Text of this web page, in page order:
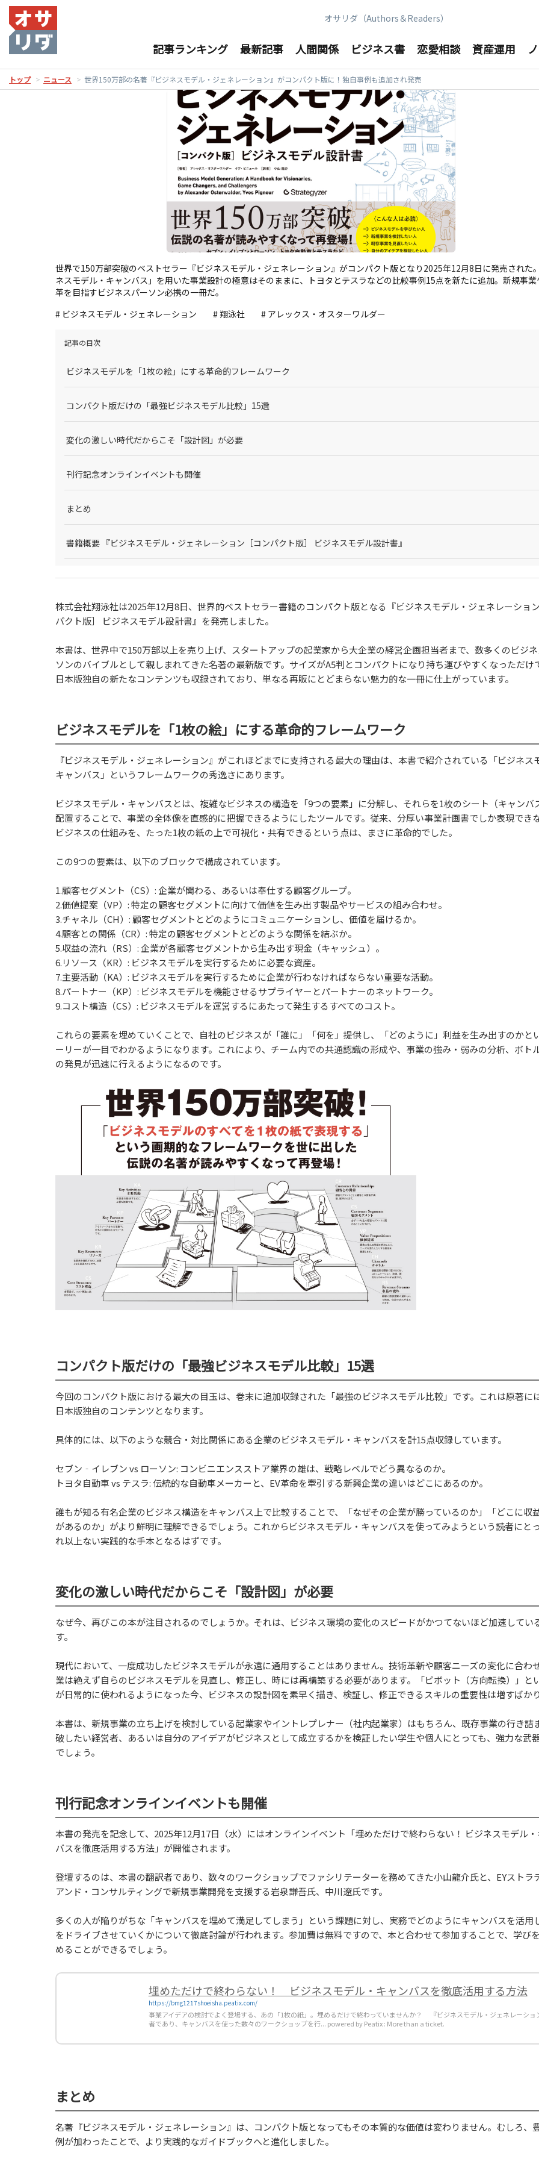
オサリダ（Authors＆Readers）
記事ランキング 最新記事 人間関係 ビジネス書 恋愛相談 資産運用
トップ ニュース 世界150万部の名著『ビジネスモデル・ジェネレーション』がコンパクト版に！独自事例も追加され発売
世界で150万部突破のベストセラー『ビジネスモデル・ジェネレーション』がコンパクト版となり2025年12月8日に発売された
ネスモデル・キャンバス」を用いた事業設計の極意はそのままに、トヨタとテスラなどの比較事例15点を新たに追加。新規事業
革を目指すビジネスパーソン必携の一冊だ。
# ビジネスモデル・ジェネレーション
# 翔泳社 # アレックス・オスターワルダー
記事の目次
ビジネスモデルを「1枚の絵」にする革命的フレームワーク
コンパクト版だけの「最強ビジネスモデル比較」15選
変化の激しい時代だからこそ「設計図」が必要
刊行記念オンラインイベントも開催
まとめ
書籍概要 『ビジネスモデル・ジェネレーション［コンパクト版］ ビジネスモデル設計書』
株式会社翔泳社は2025年12月8日、世界的ベストセラー書籍のコンパクト版となる『ビジネスモデル・ジェネレーショ
パクト版］ ビジネスモデル設計書』を発売しました。
本書は、世界中で150万部以上を売り上げ、スタートアップの起業家から大企業の経営企画担当者まで、数多くのビジ
ソンのバイブルとして親しまれてきた名著の最新版です。サイズがA5判とコンパクトになり持ち運びやすくなっただけ
日本版独自の新たなコンテンツも収録されており、単なる再販にとどまらない魅力的な一冊に仕上がっています。
ビジネスモデルを「1枚の絵」にする革命的フレームワーク
『ビジネスモデル・ジェネレーション』がこれほどまでに支持される最大の理由は、本書で紹介されている「ビジネス
キャンバス」というフレームワークの秀逸さにあります。
ビジネスモデル・キャンバスとは、複雑なビジネスの構造を「9つの要素」に分解し、それらを1枚のシート（キャンバ
配置することで、事業の全体像を直感的に把握できるようにしたツールです。従来、分厚い事業計画書でしか表現でき
ビジネスの仕組みを、たった1枚の紙の上で可視化・共有できるという点は、まさに革命的でした。
この9つの要素は、以下のブロックで構成されています。
1.顧客セグメント（CS）: 企業が関わる、あるいは奉仕する顧客グループ。
2.価値提案（VP）: 特定の顧客セグメントに向けて価値を生み出す製品やサービスの組み合わせ。
3.チャネル（CH）: 顧客セグメントとどのようにコミュニケーションし、価値を届けるか。
4.顧客との関係（CR）: 特定の顧客セグメントとどのような関係を結ぶか。
5.収益の流れ（RS）: 企業が各顧客セグメントから生み出す現金（キャッシュ）。
6.リソース（KR）: ビジネスモデルを実行するために必要な資産。
7.主要活動（KA）: ビジネスモデルを実行するために企業が行わなければならない重要な活動。
8.パートナー（KP）: ビジネスモデルを機能させるサプライヤーとパートナーのネットワーク。
9.コスト構造（CS）: ビジネスモデルを運営するにあたって発生するすべてのコスト。
これらの要素を埋めていくことで、自社のビジネスが「誰に」「何を」提供し、「どのように」利益を生み出すのかと
ーリーが一目でわかるようになります。これにより、チーム内での共通認識の形成や、事業の強み・弱みの分析、ボト
の発見が迅速に行えるようになるのです。
コンパクト版だけの「最強ビジネスモデル比較」15選
今回のコンパクト版における最大の目玉は、巻末に追加収録された「最強のビジネスモデル比較」です。これは原著には
日本版独自のコンテンツとなります。
具体的には、以下のような競合・対比関係にある企業のビジネスモデル・キャンバスを計15点収録しています。
セブン‐イレブン vs ローソン: コンビニエンスストア業界の雄は、戦略レベルでどう異なるのか。
トヨタ自動車 vs テスラ: 伝統的な自動車メーカーと、EV革命を牽引する新興企業の違いはどこにあるのか。
誰もが知る有名企業のビジネス構造をキャンバス上で比較することで、「なぜその企業が勝っているのか」「どこに収
があるのか」がより鮮明に理解できるでしょう。これからビジネスモデル・キャンバスを使ってみようという読者にと
れ以上ない実践的な手本となるはずです。
変化の激しい時代だからこそ「設計図」が必要
なぜ今、再びこの本が注目されるのでしょうか。それは、ビジネス環境の変化のスピードがかつてないほど加速してい
す。
現代において、一度成功したビジネスモデルが永遠に通用することはありません。技術革新や顧客ニーズの変化に合わ
業は絶えず自らのビジネスモデルを見直し、修正し、時には再構築する必要があります。「ピボット（方向転換）」と
が日常的に使われるようになった今、ビジネスの設計図を素早く描き、検証し、修正できるスキルの重要性は増すばかり
本書は、新規事業の立ち上げを検討している起業家やイントレプレナー（社内起業家）はもちろん、既存事業の行き詰
破したい経営者、あるいは自分のアイデアがビジネスとして成立するかを検証したい学生や個人にとっても、強力な武
でしょう。
刊行記念オンラインイベントも開催
本書の発売を記念して、2025年12月17日（水）にはオンラインイベント「埋めただけで終わらない！ ビジネスモデル
バスを徹底活用する方法」が開催されます。
登壇するのは、本書の翻訳者であり、数々のワークショップでファシリテーターを務めてきた小山龍介氏と、EYストラ
アンド・コンサルティングで新規事業開発を支援する岩泉謙吾氏、中川遼氏です。
多くの人が陥りがちな「キャンバスを埋めて満足してしまう」という課題に対し、実務でどのようにキャンバスを活用
をドライブさせていくかについて徹底討論が行われます。参加費は無料ですので、本と合わせて参加することで、学び
めることができるでしょう。
埋めただけで終わらない！ ビジネスモデル・キャンバスを徹底活用する方法
https://bmg1217shoeisha.peatix.com/
事業アイデアの検討でよく登場する、あの「1枚の紙」。埋めるだけで終わっていませんか？ 『ビジネスモデル・ジェネレーショ
者であり、キャンバスを使った数々のワークショップを行... powered by Peatix : More than a ticket.
まとめ
名著『ビジネスモデル・ジェネレーション』は、コンパクト版となってもその本質的な価値は変わりません。むしろ、
例が加わったことで、より実践的なガイドブックへと進化しました。